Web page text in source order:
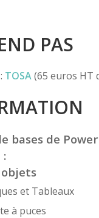
PAS
TOSA(65 euros HT
bases de
:
et Tableaux
à puces